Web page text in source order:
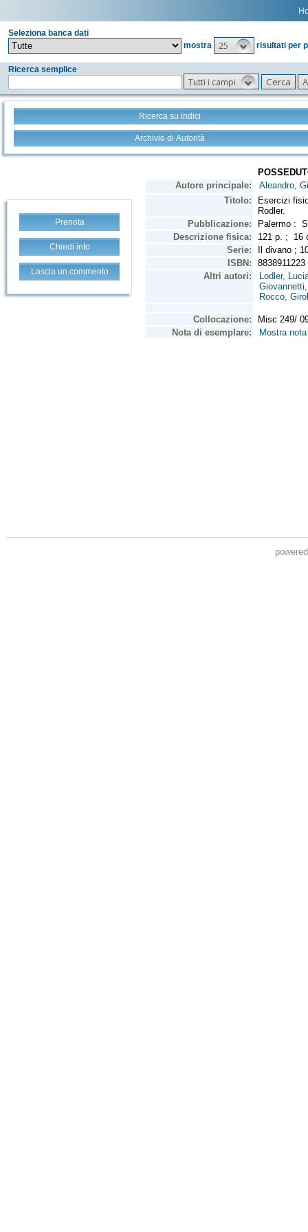
Seleziona banca dati
mostra
25 risultati per
Ricerca semplice
Tutti i campi
Ricerca su indici
Archivio di Autorità
Prenota
Chiedi info
Lascia un commento